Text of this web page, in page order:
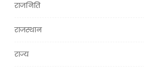
राजनिति
राजस्थान
राज्य